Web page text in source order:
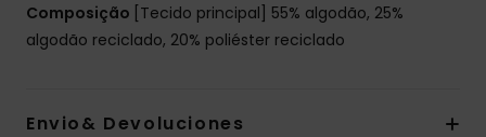
Composição [Tecido principal] 55% algodão, 25%
algodão reciclado, 20% poliéster reciclado
Envio& Devoluciones